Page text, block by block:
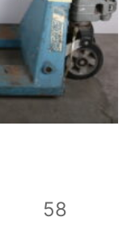
57